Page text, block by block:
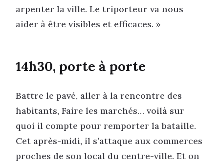
arpenter la ville. Le triporteur va nous
aider à être visibles et efficaces. »
14h30, porte à porte
Battre le pavé, aller à la rencontre des
habitants, Faire les marchés… voilà sur
quoi il compte pour remporter la bataille.
Cet après-midi, il s’attaque aux commerces
proches de son local du centre-ville. Et on